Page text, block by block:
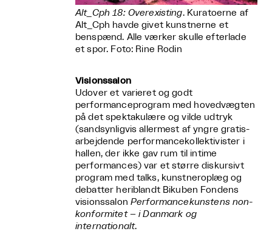
Alt_Cph 18: Overexisting. Kuratoerne af
Alt_Cph havde givet kunstnerne et
benspænd. Alle værker skulle efterlade
et spor. Foto: Rine Rodin
Visionssalon
Udover et varieret og godt
performanceprogram med hovedvægten
på det spektakulære og vilde udtryk
(sandsynligvis allermest af yngre gratis-
arbejdende performancekollektivister i
hallen, der ikke gav rum til intime
performances) var et større diskursivt
program med talks, kunstneroplæg og
debatter heriblandt Bikuben Fondens
visionssalon Performancekunstens non-
konformitet – i Danmark og
internationalt.